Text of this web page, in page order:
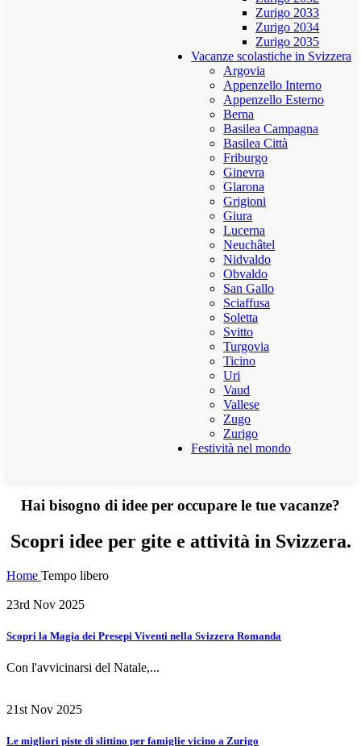
Zurigo 2033
Zurigo 2034
Zurigo 2035
Vacanze scolastiche in Svizzera
Argovia
Appenzello Interno
Appenzello Esterno
Berna
Basilea Campagna
Basilea Città
Friburgo
Ginevra
Glarona
Grigioni
Giura
Lucerna
Neuchâtel
Nidvaldo
Obvaldo
San Gallo
Sciaffusa
Soletta
Svitto
Turgovia
Ticino
Uri
Vaud
Vallese
Zugo
Zurigo
Festività nel mondo
Hai bisogno di idee per occupare le tue vacanze?
Scopri idee per gite e attività in Svizzera.
Home Tempo libero
23rd Nov 2025
Scopri la Magia dei Presepi Viventi nella Svizzera Romanda
Con l'avvicinarsi del Natale,...
21st Nov 2025
Le migliori piste di slittino per famiglie vicino a Zurigo